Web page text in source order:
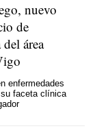
nuevo
de
área
enfermedades
faceta clínica